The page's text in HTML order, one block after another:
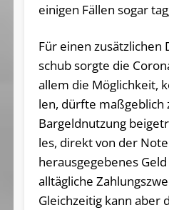
ei­ni­gen Fäl­len sogar
Für einen zu­sätz­li­chen
schub sorg­te die
allem die Mög­lich­keit,
len, dürf­te ma­ß­geb­lich
Bargeldnutzung
les, di­rekt von der
herausgegebenes
all­täg­li­che
Gleichzeitig kann aber